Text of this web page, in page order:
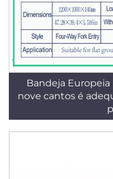
Bandeja
nove cantos é